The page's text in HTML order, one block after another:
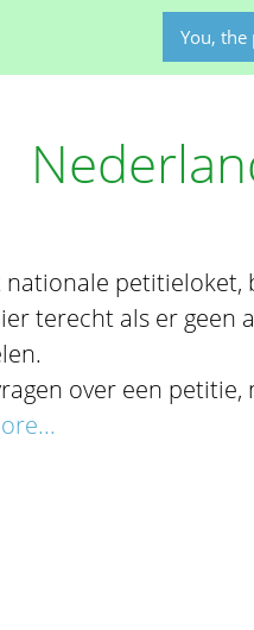
You,
nationale
terecht als er geen
over een